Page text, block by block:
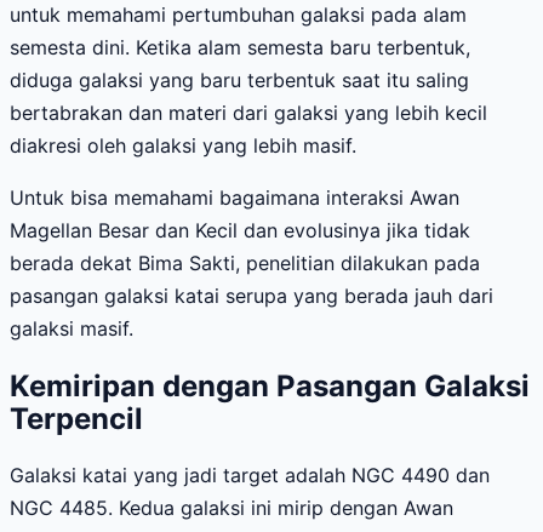
untuk memahami pertumbuhan galaksi pada alam
semesta dini. Ketika alam semesta baru terbentuk,
diduga galaksi yang baru terbentuk saat itu saling
bertabrakan dan materi dari galaksi yang lebih kecil
diakresi oleh galaksi yang lebih masif.
Untuk bisa memahami bagaimana interaksi Awan
Magellan Besar dan Kecil dan evolusinya jika tidak
berada dekat Bima Sakti, penelitian dilakukan pada
pasangan galaksi katai serupa yang berada jauh dari
galaksi masif.
Kemiripan dengan Pasangan Galaksi
Terpencil
Galaksi katai yang jadi target adalah NGC 4490 dan
NGC 4485. Kedua galaksi ini mirip dengan Awan